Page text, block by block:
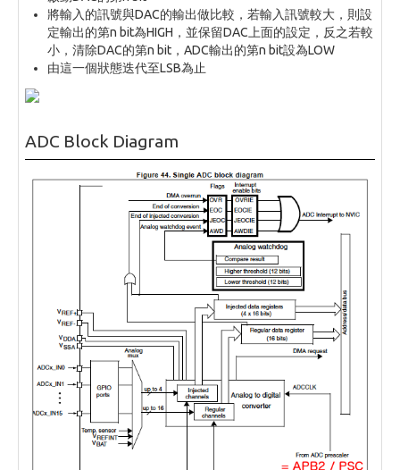
將輸入的訊號與DAC的輸出做比較，若輸入訊號較大，則設
定輸出的第n bit為HIGH，並保留DAC上面的設定，反之若較
小，清除DAC的第n bit，ADC輸出的第n bit設為LOW
由這一個狀態迭代至LSB為止
ADC Block Diagram